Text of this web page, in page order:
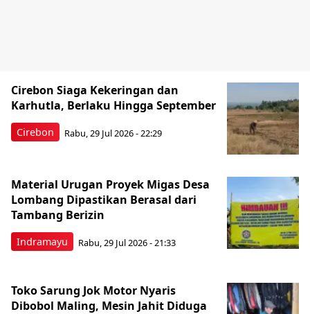
Cirebon
Cirebon Siaga Kekeringan dan
Karhutla, Berlaku Hingga September
Rabu, 29 Jul 2026 - 22:29
Indramayu
Material Urugan Proyek Migas Desa
Lombang Dipastikan Berasal dari
Tambang Berizin
Rabu, 29 Jul 2026 - 21:33
Toko Sarung Jok Motor Nyaris
Dibobol Maling, Mesin Jahit Diduga